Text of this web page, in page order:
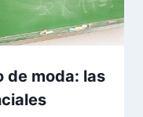
de moda: las